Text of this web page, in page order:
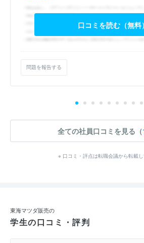
口コミを読む（無料）
問題を報告する
全ての社員口コミを見る（
※ 口コミ・評点は転職会議から転載し
東海マツダ販売の
学生の口コミ・評判